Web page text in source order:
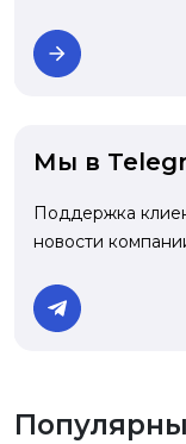
Мы в
Поддержка
новости